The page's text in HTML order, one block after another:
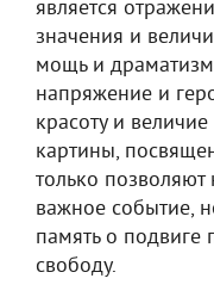
является
значения и
мощь и
напряжение и
красоту и
картины,
только позволяют
важное событие,
память о подвиге
свободу.